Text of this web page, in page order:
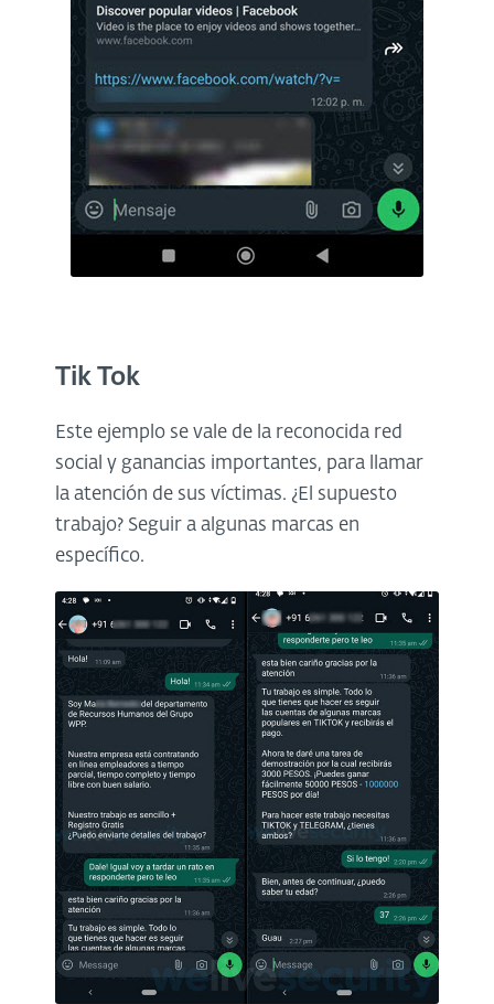
Tik Tok
Este ejemplo se vale de la reconocida red
social y ganancias importantes, para llamar
la atención de sus víctimas. ¿El supuesto
trabajo? Seguir a algunas marcas en
específico.